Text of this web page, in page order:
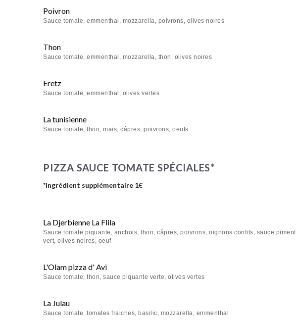
Poivron
Sauce tomate, emmenthal, mozzarella, poivrons, olives noires
Thon
Sauce tomate, emmenthal, mozzarella, thon, olives noires
Eretz
Sauce tomate, emmenthal, olives vertes
La tunisienne
Sauce tomate, thon, mais, câpres, poivrons, oeufs
PIZZA SAUCE TOMATE SPÉCIALES*
*ingrédient supplémentaire 1€
La Djerbienne La Flila
Sauce tomate piquante, anchois, thon, câpres, poivrons, oignons confits, sauce piment
vert, olives noires, oeuf
L'Olam pizza d' Avi
Sauce tomate, thon, sauce piquante verte, olives vertes
La Julau
Sauce tomate, tomates fraiches, basilic, mozzarella, emmenthal